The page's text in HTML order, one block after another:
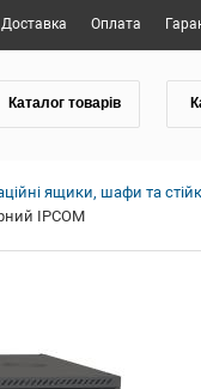
Доставка Оплата
Каталог товарів
ящики, шафи та
IPCOM